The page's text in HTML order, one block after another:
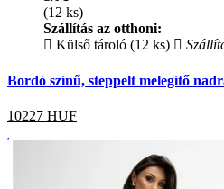
(12 ks)
Szállítás az otthoni:
Külső tároló (12 ks)
Bordó színű, steppelt melegítő
10227 HUF